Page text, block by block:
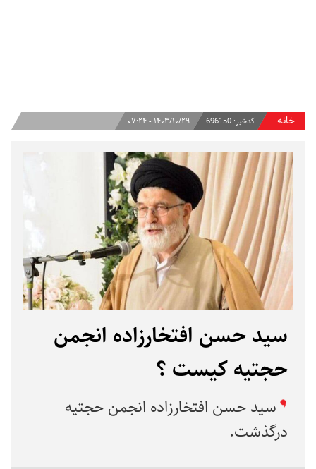
خانه کدخبر: 696150 ۱۴۰۳/۱۰/۲۹ - ۰۷:۲۴
سید حسن افتخارزاده انجمن
حجتیه کیست ؟
سید حسن افتخارزاده انجمن حجتیه
درگذشت.